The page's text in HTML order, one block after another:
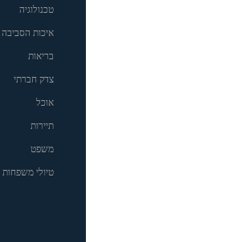
טכנולוגיה
איכות הסביבה
בריאות
צדק חברתי
אוכל
תיירות
משפט
טיולי